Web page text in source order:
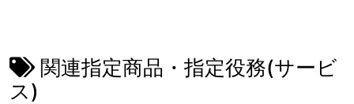
関連指定商品・指定役務(サービ
ス)